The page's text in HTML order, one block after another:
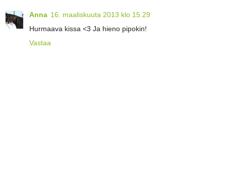
Anna 16. maaliskuuta 2013 klo 15.29
Hurmaava kissa <3 Ja hieno pipokin!
Vastaa